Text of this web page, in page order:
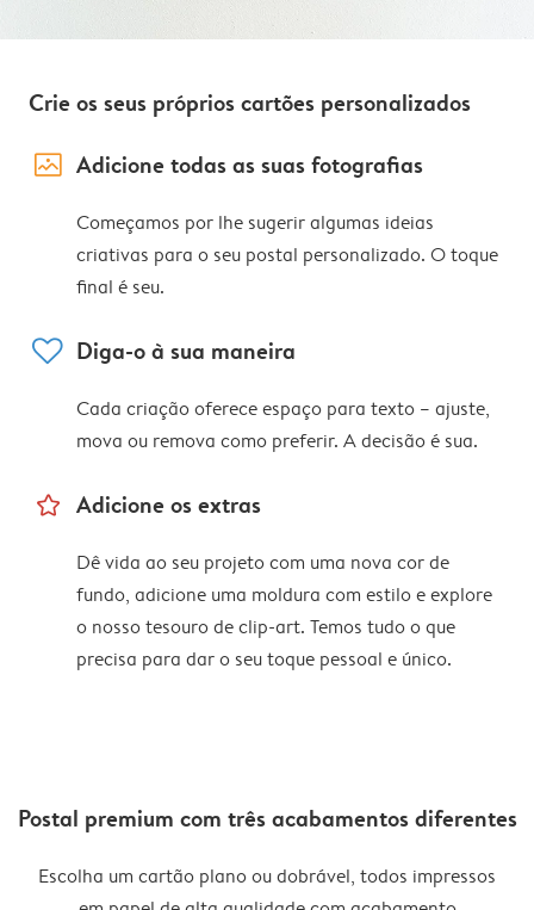
Crie os seus próprios cartões personalizados
image_placeholder Adicione todas as suas fotografias
Começamos por lhe sugerir algumas ideias
criativas para o seu postal personalizado. O toque
final é seu.
heart Diga-o à sua maneira
Cada criação oferece espaço para texto – ajuste,
mova ou remova como preferir. A decisão é sua.
star_outline Adicione os extras
Dê vida ao seu projeto com uma nova cor de
fundo, adicione uma moldura com estilo e explore
o nosso tesouro de clip-art. Temos tudo o que
precisa para dar o seu toque pessoal e único.
Postal premium com três acabamentos diferentes
Escolha um cartão plano ou dobrável, todos impressos